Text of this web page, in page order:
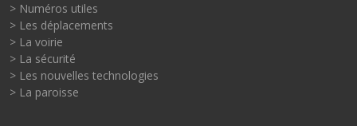
> Numéros utiles
> Les déplacements
> La voirie
> La sécurité
> Les nouvelles technologies
> La paroisse